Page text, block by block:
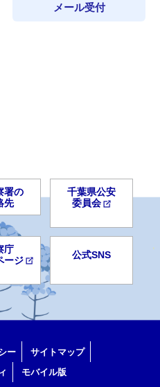
メール受付
署の
先
千葉県公安
委員会
庁
ージ
公式SNS
ー
サイトマップ
モバイル版